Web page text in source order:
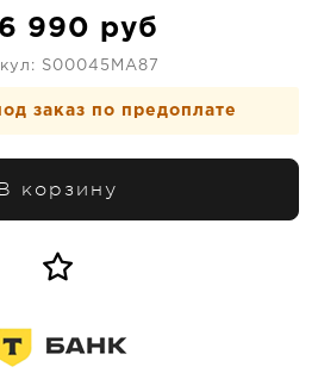
990 руб
S00045MA87
заказ по предоплате
корзину